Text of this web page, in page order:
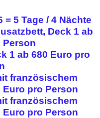
= 5 Tage / 4 Nächte
Deck 1 ab
Person
1 ab 680 Euro pro
französischem
Euro pro Person
französischem
Euro pro Person